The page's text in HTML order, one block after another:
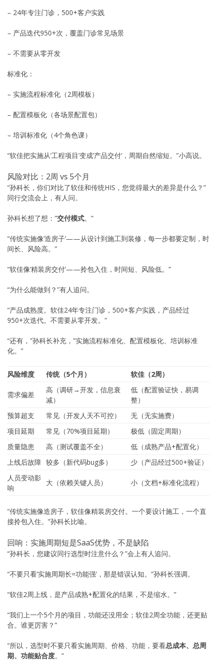
– 24年专注门诊，500+客户实践
– 产品迭代950+次，覆盖门诊常见场景
– 不需要从零开发
标准化：
– 实施流程标准化（2周模板）
– 配置模板化（各场景配置包）
– 培训标准化（4个角色课）
“软佳把实施从’工程项目’变成’产品交付’，周期自然缩短。”小高说。
风险对比：2周 vs 5个月
“孙科长，你们对比了软佳和传统HIS，您觉得最大的差异是什么？”
同行交流会上，有人问。
孙科长想了想：”交付模式。”
“传统实施像’造房子’——从设计到施工到装修，每一步都要定制，时
间长、风险高。”
“软佳像’精装房交付’——拎包入住，时间短、风险低。”
“为什么能做到？”有人追问。
“产品成熟度。软佳24年专注门诊，500+客户实践，产品经过
950+次迭代。不需要从零开发。”
“还有，”孙科长补充，”实施流程标准化、配置模板化、培训标准
化。”
风险维度 传统（5个月） 软佳（2周）
需求偏差
高（调研→开发，信息衰
减）
低（配置验证快，易调
整）
预算超支
常见（开发人天不可控）
无（无实施费）
项目延期
常见（70%项目延期）
极低（固定周期）
质量隐患
高（测试覆盖不全）
低（成熟产品+配置化）
上线后故障 较多（新代码bug多）
少（产品经过500+验证）
人员变动影
响
大（依赖关键人员） 小（文档+标准化流程）
“传统实施像造房子，软佳像精装房交付。一个要设计施工，一个直
接拎包入住。”孙科长比喻。
回响：实施周期短是SaaS优势，不是缺陷
“孙科长，您建议同行选型时注意什么？”会上有人追问。
“不要只看’实施周期长=功能强’，那是错误认知。”孙科长强调。
“软佳2周上线，是产品成熟+配置化的结果，不是缩水。”
“我们上一个5个月的项目，功能还没用全；软佳2周全功能，还更贴
合。谁更厉害？”
“所以，选型时不要只看实施周期、价格、功能，要看总成本、总周
期、功能贴合度。”